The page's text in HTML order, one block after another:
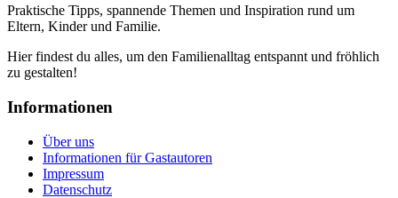
Praktische Tipps, spannende Themen und Inspiration rund um
Eltern, Kinder und Familie.
Hier findest du alles, um den Familienalltag entspannt und fröhlich
zu gestalten!
Informationen
Über uns
Informationen für Gastautoren
Impressum
Datenschutz